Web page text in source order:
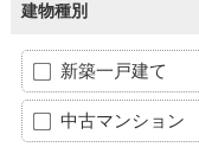
建物種別
新築一戸建て
中古マンション